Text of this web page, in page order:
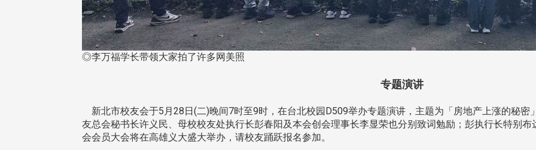
◎李万福学长带领大家拍了许多网美照
专题演讲
新北市校友会于5月28日(二)晚间7时至9时，在台北校园D509举办专题演讲，主题为「房地产上涨的秘密
友总会秘书长许义民、母校校友处执行长彭春阳及本会创会理事长李显荣也分别致词勉励；彭执行长特别
会会员大会将在高雄义大盛大举办，请校友踊跃报名参加。